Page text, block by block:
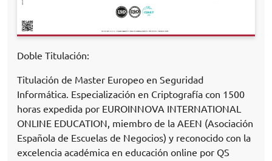
Doble Titulación:
Titulación de Master Europeo en Seguridad
Informática. Especialización en Criptografía con 1500
horas expedida por EUROINNOVA INTERNATIONAL
ONLINE EDUCATION, miembro de la AEEN (Asociación
Española de Escuelas de Negocios) y reconocido con la
excelencia académica en educación online por QS